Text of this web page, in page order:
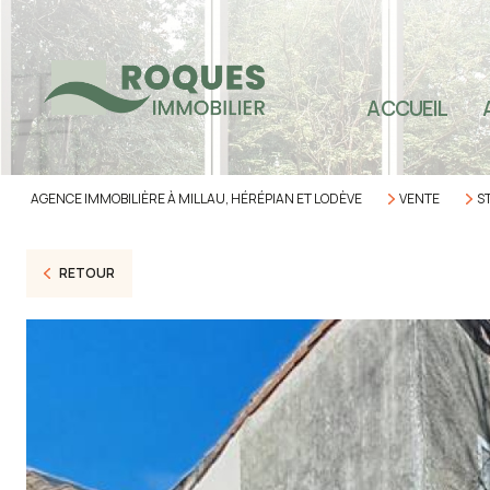
ACCUEIL
AGENCE IMMOBILIÈRE À MILLAU, HÉRÉPIAN ET LODÈVE VENTE
RETOUR